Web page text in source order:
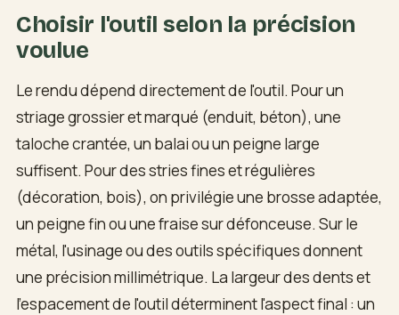
Choisir l'outil selon la précision
voulue
Le rendu dépend directement de l'outil. Pour un
striage grossier et marqué (enduit, béton), une
taloche crantée, un balai ou un peigne large
suffisent. Pour des stries fines et régulières
(décoration, bois), on privilégie une brosse adaptée,
un peigne fin ou une fraise sur défonceuse. Sur le
métal, l'usinage ou des outils spécifiques donnent
une précision millimétrique. La largeur des dents et
l'espacement de l'outil déterminent l'aspect final : un